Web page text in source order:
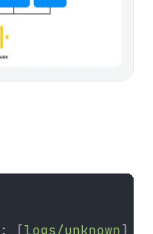
: [logs/unknown]